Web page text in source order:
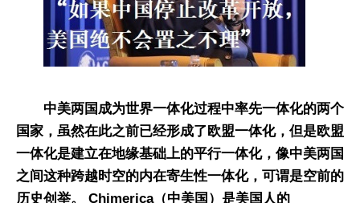
中美两国成为世界一体化过程中率先一体化的两个
国家，虽然在此之前已经形成了欧盟一体化，但是欧盟
一体化是建立在地缘基础上的平行一体化，像中美两国
之间这种跨越时空的内在寄生性一体化，可谓是空前的
历史创举。 Chimerica（中美国）是美国人的